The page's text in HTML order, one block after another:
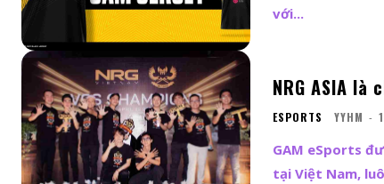
với...
NRG ASIA là
ESPORTS YYHM -
GAM eSports
tại Việt Nam,